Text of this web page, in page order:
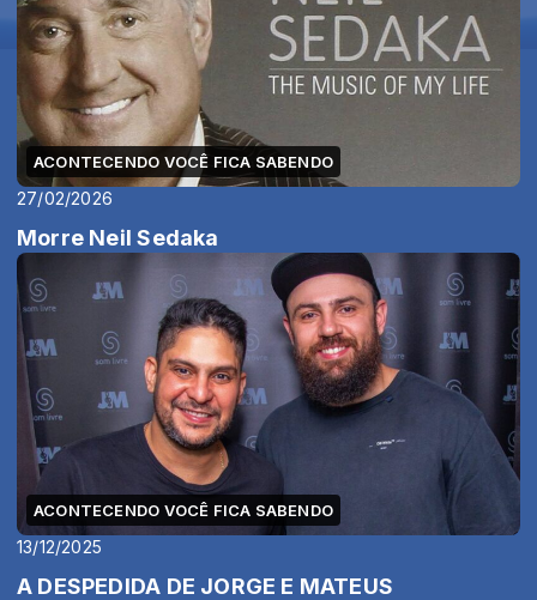
ACONTECENDO VOCÊ FICA SABENDO
27/02/2026
Morre Neil Sedaka
ACONTECENDO VOCÊ FICA SABENDO
13/12/2025
A DESPEDIDA DE JORGE E MATEUS